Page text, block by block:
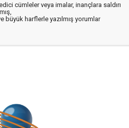
cümleler veya imalar, inançlara saldırı
büyük harflerle yazılmış yorumlar